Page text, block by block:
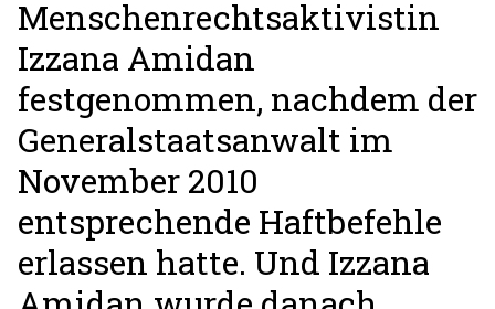
Menschenrechtsaktivistin
Izzana Amidan
festgenommen, nachdem der
Generalstaatsanwalt im
November 2010
entsprechende Haftbefehle
erlassen hatte. Und Izzana